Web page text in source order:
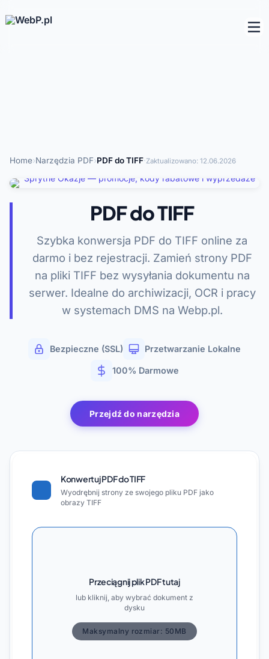
Home›Narzędzia PDF›PDF do TIFF·Zaktualizowano: 12.06.2026
PDF do TIFF
Szybka konwersja PDF do TIFF online za
darmo i bez rejestracji. Zamień strony PDF
na pliki TIFF bez wysyłania dokumentu na
serwer. Idealne do archiwizacji, OCR i pracy
w systemach DMS na Webp.pl.
Bezpieczne (SSL) Przetwarzanie Lokalne
100% Darmowe
Przejdź do narzędzia
Konwertuj PDF do TIFF
Wyodrębnij strony ze swojego pliku PDF jako
obrazy TIFF
Przeciągnij plik PDF tutaj
lub kliknij, aby wybrać dokument z
dysku
Maksymalny rozmiar: 50MB